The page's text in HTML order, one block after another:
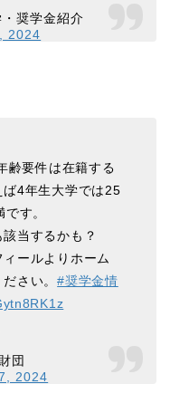
奨学金紹介
2024
齢要件は在籍する
4年生大学では25
す。
当するかも？
ールよりホーム
ださい。#奨学金情
団
2024